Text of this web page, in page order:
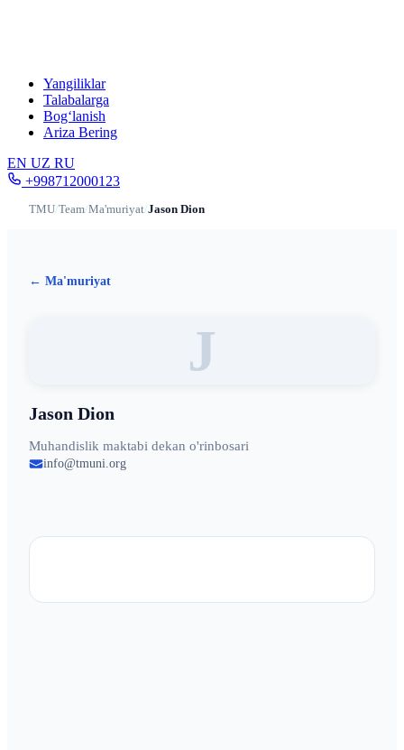
Yangiliklar
Talabalarga
Bog‘lanish
Ariza Bering
EN UZ RU
+998712000123
TMU/Team/Ma'muriyat/Jason Dion
← Ma'muriyat
J
Jason Dion
Muhandislik maktabi dekan o'rinbosari
info@tmuni.org